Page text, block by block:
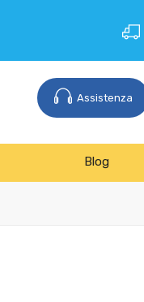
Assistenza
Blog